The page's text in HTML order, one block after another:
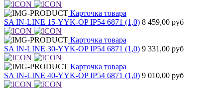
Карточка товара
SA IN-LINE 15-YYK-OP IP54 6871 (1,0) 8 459,00 руб
Карточка товара
SA IN-LINE 30-YYK-OP IP54 6871 (1,0) 9 331,00 руб
Карточка товара
SA IN-LINE 40-YYK-OP IP54 6871 (1,0) 9 010,00 руб